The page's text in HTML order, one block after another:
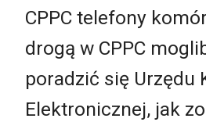
CPPC telefony
drogą w CPPC
poradzić się Urzędu
Elektronicznej, jak